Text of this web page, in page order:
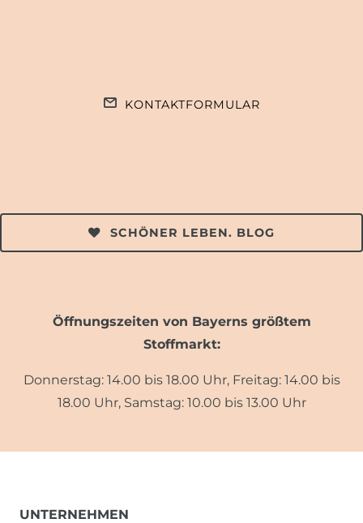
KONTAKTFORMULAR
SCHÖNER LEBEN. BLOG
Öffnungszeiten von Bayerns größtem
Stoffmarkt:
Donnerstag: 14.00 bis 18.00 Uhr, Freitag: 14.00 bis
18.00 Uhr, Samstag: 10.00 bis 13.00 Uhr
UNTERNEHMEN